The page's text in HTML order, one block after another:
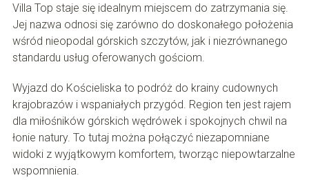
Villa Top staje się idealnym miejscem do zatrzymania się.
Jej nazwa odnosi się zarówno do doskonałego położenia
wśród nieopodal górskich szczytów, jak i niezrównanego
standardu usług oferowanych gościom.
Wyjazd do Kościeliska to podróż do krainy cudownych
krajobrazów i wspaniałych przygód. Region ten jest rajem
dla miłośników górskich wędrówek i spokojnych chwil na
łonie natury. To tutaj można połączyć niezapomniane
widoki z wyjątkowym komfortem, tworząc niepowtarzalne
wspomnienia.